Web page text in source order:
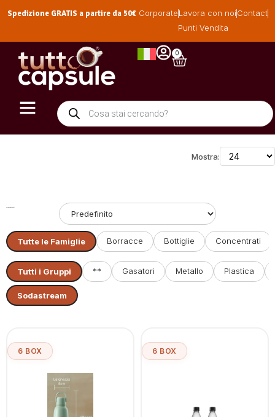
Spedizione GRATIS a partire da 50€ Corporate Lavora con noi Contact
Punti Vendita
0
Mostra:
Ordinamento:
Tutte le Famiglie Borracce Bottiglie Concentrati
Tutti i Gruppi ** Gasatori Metallo Plastica
Sodastream
6 BOX 6 BOX